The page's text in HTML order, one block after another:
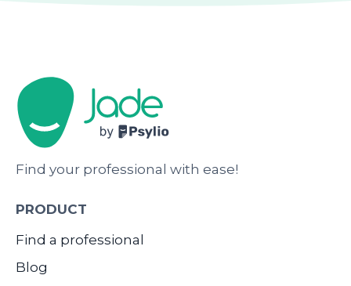
Find your professional with ease!
PRODUCT
Find a professional
Blog